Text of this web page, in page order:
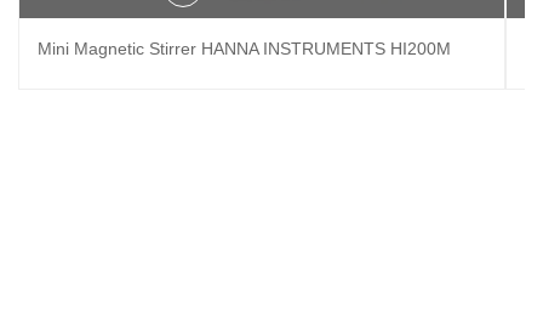
Mini Magnetic Stirrer HANNA INSTRUMENTS HI200M